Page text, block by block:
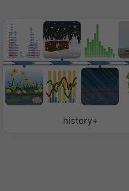
history+